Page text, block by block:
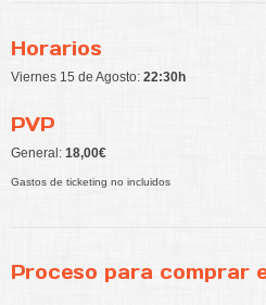
Horarios
Viernes 15 de Agosto: 22:30h
PVP
General: 18,00€
Gastos de ticketing no incluidos
Proceso para comprar